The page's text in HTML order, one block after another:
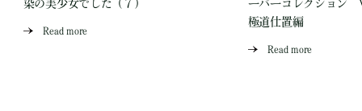
染の美少女でした（７）
Read more
ーパーコレクション
極道仕置編
Read more